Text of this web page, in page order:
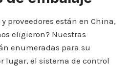
proveedores están en China,
eligieron? Nuestras
enumeradas para su
lugar, el sistema de control